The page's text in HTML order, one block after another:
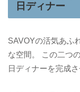
日ディナー
SAVOYの活気あふ
な空間。 この二つ
日ディナーを完成